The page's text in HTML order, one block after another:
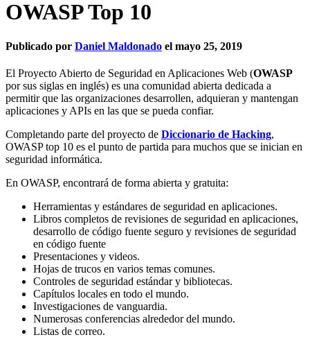
OWASP Top 10
Publicado por Daniel Maldonado el mayo 25, 2019
El Proyecto Abierto de Seguridad en Aplicaciones Web (OWASP
por sus siglas en inglés) es una comunidad abierta dedicada a
permitir que las organizaciones desarrollen, adquieran y mantengan
aplicaciones y APIs en las que se pueda confiar.
Completando parte del proyecto de Diccionario de Hacking,
OWASP top 10 es el punto de partida para muchos que se inician en
seguridad informática.
En OWASP, encontrará de forma abierta y gratuita:
Herramientas y estándares de seguridad en aplicaciones.
Libros completos de revisiones de seguridad en aplicaciones,
desarrollo de código fuente seguro y revisiones de seguridad
en código fuente
Presentaciones y videos.
Hojas de trucos en varios temas comunes.
Controles de seguridad estándar y bibliotecas.
Capítulos locales en todo el mundo.
Investigaciones de vanguardia.
Numerosas conferencias alrededor del mundo.
Listas de correo.